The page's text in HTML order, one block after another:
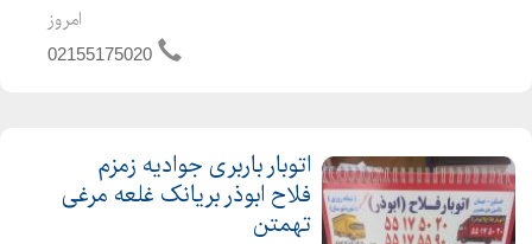
نیسان وانت هیوندای ایسوزو باکادری
مجرب وخوش اخلاق بامجوز رسمی
امروز
02155175020
اتوبار باربری جوادیه زمزم
فلاح ابوذر بریانک غلعه مرغی
تهمتن